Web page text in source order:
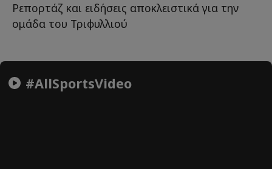
Ρεπορτάζ και ειδήσεις αποκλειστικά για την
ομάδα του Τριφυλλιού
#AllSportsVideo